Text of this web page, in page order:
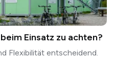
Einsatz zu achten?
Flexibilität entscheidend.